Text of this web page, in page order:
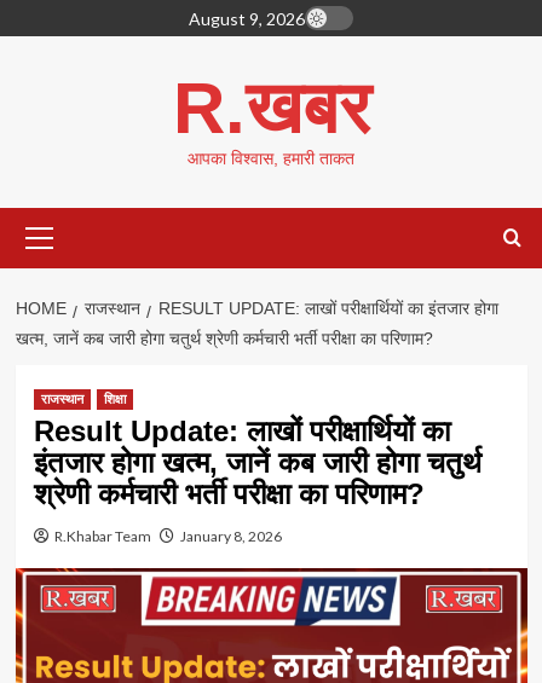
to
August 9, 2026
R.खबर
आपका विश्वास, हमारी ताकत
Menu
HOME राजस्थान
RESULT UPDATE: लाखों परीक्षार्थियों का इंतजार होगा
खत्म, जानें कब जारी होगा चतुर्थ श्रेणी कर्मचारी भर्ती परीक्षा का परिणाम?
राजस्थान शिक्षा
Result Update: लाखों परीक्षार्थियों का
इंतजार होगा खत्म, जानें कब जारी होगा चतुर्थ
श्रेणी कर्मचारी भर्ती परीक्षा का परिणाम?
R.Khabar Team January 8, 2026